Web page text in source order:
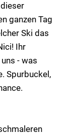
ganzen Tag
Ski das
Ihr
- was
Spurbuckel,